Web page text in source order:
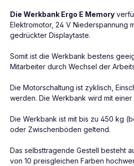
Die Werkbank Ergo E Memory
Elektromotor, 24 V Niederspannung
gedrückter Displaytaste.
Somit ist die Werkbank bestens
Mitarbeiter durch Wechsel der
Die Motorschaltung ist zyklisch,
werden. Die Werkbank wird mit
Die Werkbank ist mit bis zu 450 kg
oder Zwischenböden geltend.
Das selbsttragende Gestell besteht
von 10 preisgleichen Farben